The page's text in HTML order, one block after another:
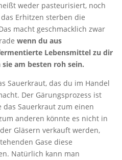
weder pasteurisiert, noch
Erhitzen sterben die
macht geschmacklich zwar
wenn du aus
Lebensmittel zu dir
am besten roh sein.
Sauerkraut, das du im Handel
Der Gärungsprozess ist
Sauerkraut zum einen
anderen könnte es nicht in
Gläsern verkauft werden,
Gase diese
Natürlich kann man